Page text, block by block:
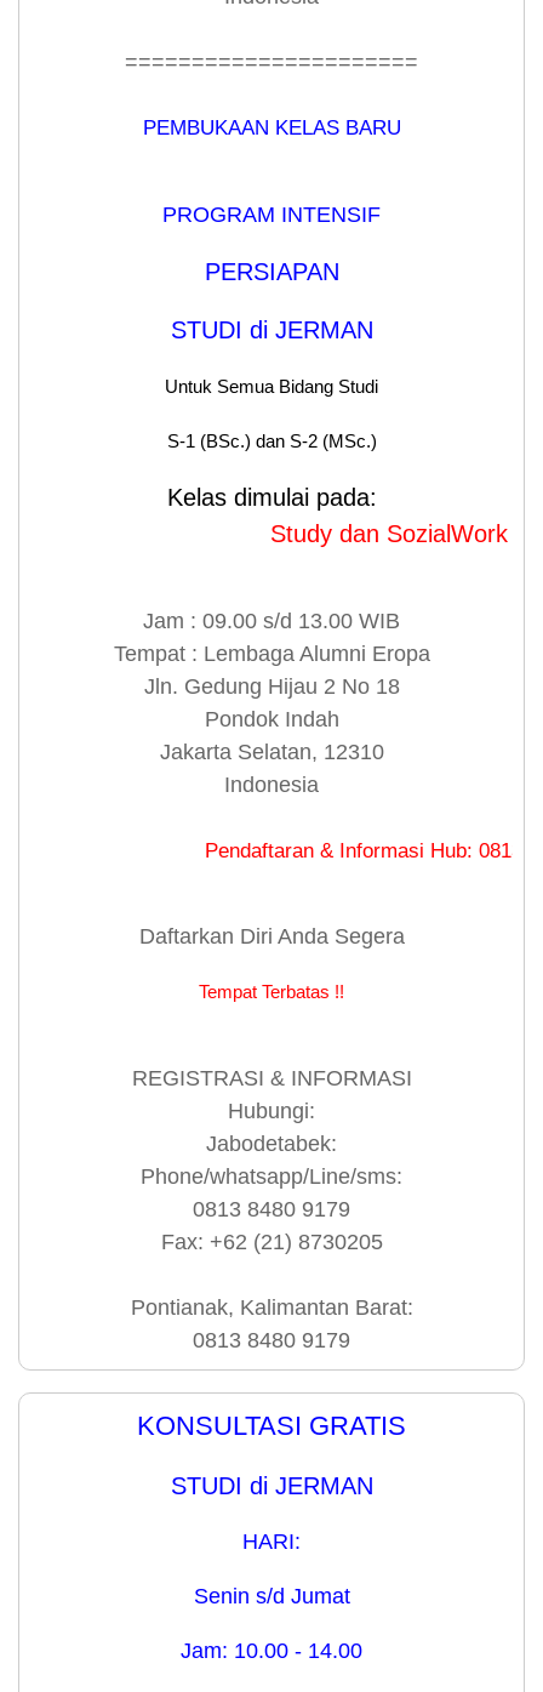
======================
PEMBUKAAN KELAS BARU
PROGRAM INTENSIF
PERSIAPAN
STUDI di JERMAN
Untuk Semua Bidang Studi
S-1 (BSc.) dan S-2 (MSc.)
Kelas dimulai pada:
Study dan SozialWork dimulai
Jam : 09.00 s/d 13.00 WIB
Tempat : Lembaga Alumni Eropa
Jln. Gedung Hijau 2 No 18
Pondok Indah
Jakarta Selatan, 12310
Indonesia
Pendaftaran & Informasi Hub: 0813 8480
Daftarkan Diri Anda Segera
Tempat Terbatas !!
REGISTRASI & INFORMASI
Hubungi:
Jabodetabek:
Phone/whatsapp/Line/sms:
0813 8480 9179
Fax: +62 (21) 8730205
Pontianak, Kalimantan Barat:
0813 8480 9179
KONSULTASI GRATIS
STUDI di JERMAN
HARI:
Senin s/d Jumat
Jam: 10.00 - 14.00